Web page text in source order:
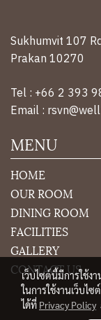
Sukhumvit 107
Prakan 10270
Tel : +66 2 393
Email :
MENU
HOME
OUR ROOM
DINING ROOM
FACILITIES
GALLERY
CONTACT US
เว็บไซต์นี้มีการใช้
ในการใช้งานเว็บไ
ได้ที่ Privacy Policy